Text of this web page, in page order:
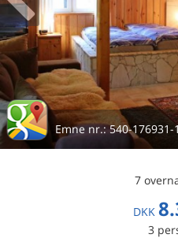
Emne nr.:540-176931-
7
DKK
3